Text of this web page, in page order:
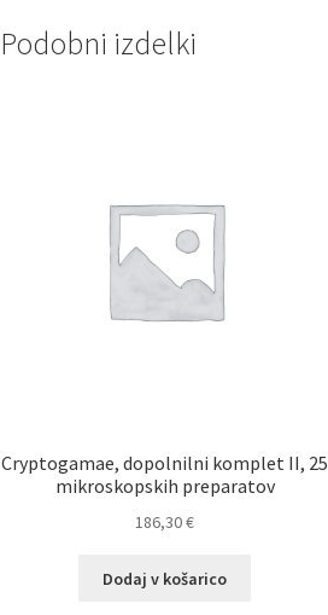
Podobni izdelki
Cryptogamae, dopolnilni komplet II, 25
mikroskopskih preparatov
186,30€
Dodaj v košarico